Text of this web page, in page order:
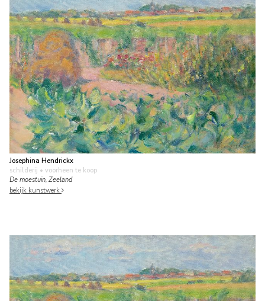
Josephina Hendrickx
schilderij • voorheen te koop
De moestuin, Zeeland
bekijk kunstwerk